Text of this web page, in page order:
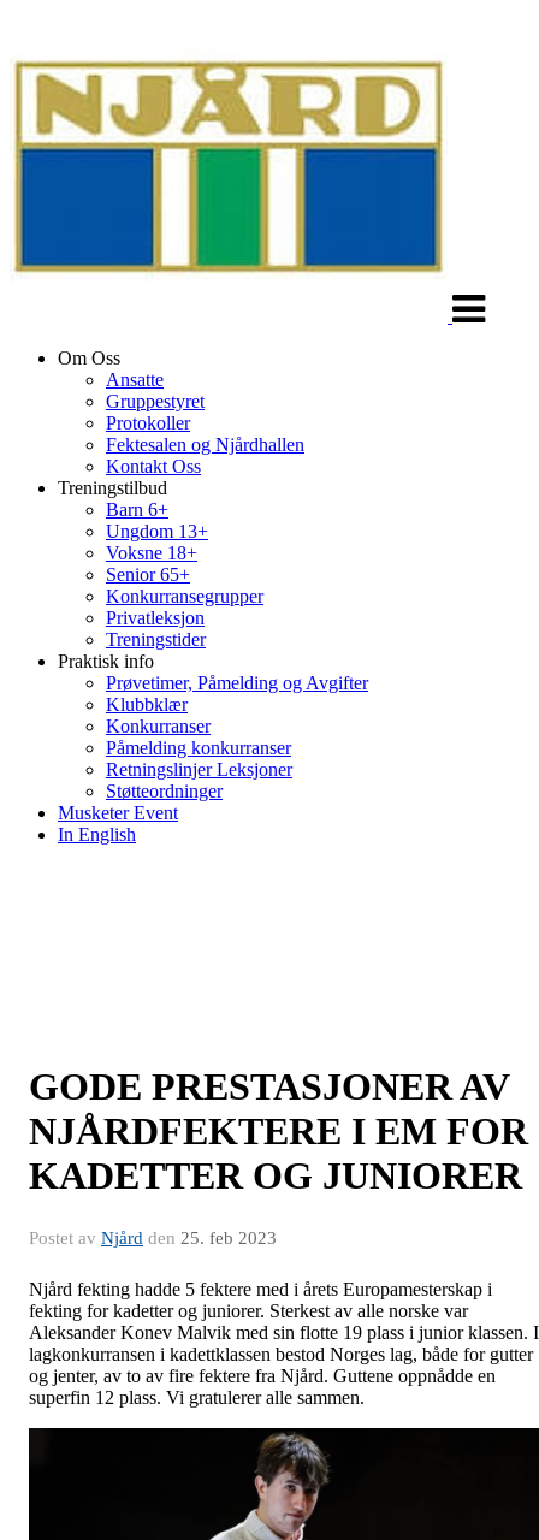
Om Oss
Ansatte
Gruppestyret
Protokoller
Fektesalen og Njårdhallen
Kontakt Oss
Treningstilbud
Barn 6+
Ungdom 13+
Voksne 18+
Senior 65+
Konkurransegrupper
Privatleksjon
Treningstider
Praktisk info
Prøvetimer, Påmelding og Avgifter
Klubbklær
Konkurranser
Påmelding konkurranser
Retningslinjer Leksjoner
Støtteordninger
Musketer Event
In English
GODE PRESTASJONER AV
NJÅRDFEKTERE I EM FOR
KADETTER OG JUNIORER
Postet av Njård den 25. feb 2023
Njård fekting hadde 5 fektere med i årets Europamesterskap i
fekting for kadetter og juniorer. Sterkest av alle norske var
Aleksander Konev Malvik med sin flotte 19 plass i junior klassen. I
lagkonkurransen i kadettklassen bestod Norges lag, både for gutter
og jenter, av to av fire fektere fra Njård. Guttene oppnådde en
superfin 12 plass. Vi gratulerer alle sammen.